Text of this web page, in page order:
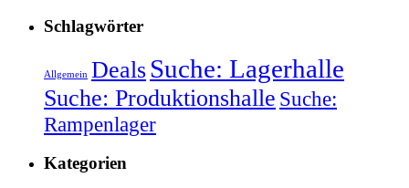
Schlagwörter
Allgemein Deals Suche: Lagerhalle
Suche: Produktionshalle Suche:
Rampenlager
Kategorien